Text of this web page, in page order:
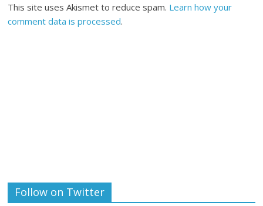
This site uses Akismet to reduce spam. Learn how your
comment data is processed.
Follow on Twitter